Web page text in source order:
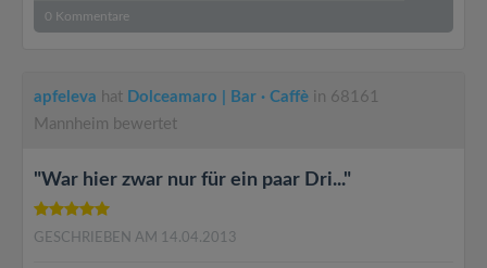
0 Kommentare
apfeleva hat Dolceamaro | Bar · Caffè in 68161
Mannheim bewertet
"War hier zwar nur für ein paar Dri..."
GESCHRIEBEN AM 14.04.2013